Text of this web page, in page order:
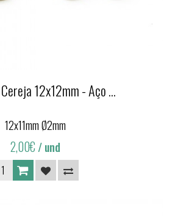
12x12mm - Aço ...
12x11mm Ø2mm
2,00€/ und